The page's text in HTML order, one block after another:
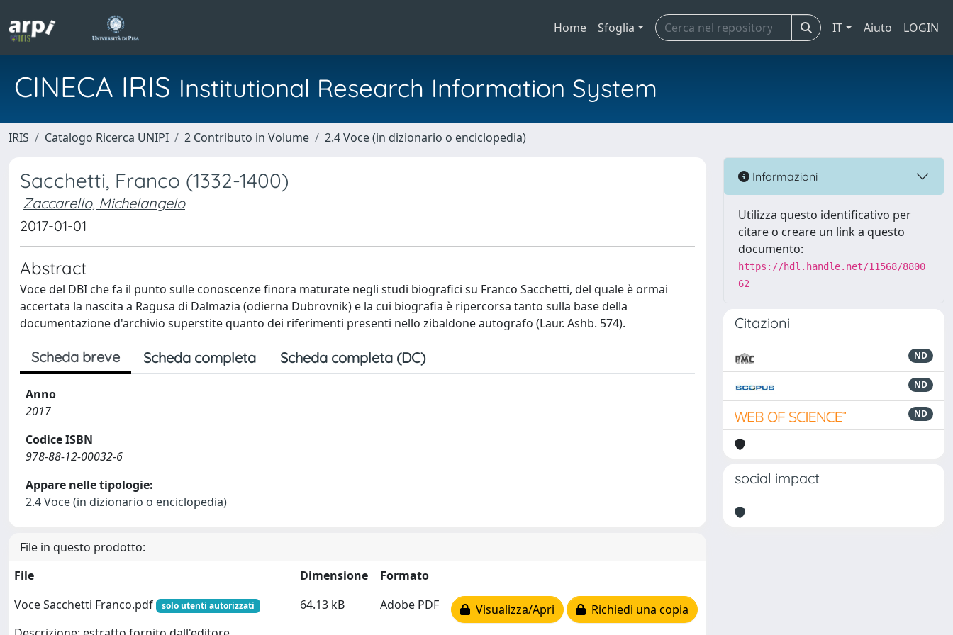
Home Sfoglia IT Aiuto LOGIN
CINECA IRIS Institutional Research Information System
IRIS Catalogo Ricerca UNIPI 2 Contributo in Volume 2.4 Voce (in dizionario o enciclopedia)
Sacchetti, Franco (1332-1400)
Zaccarello, Michelangelo
2017-01-01
Abstract
Voce del DBI che fa il punto sulle conoscenze finora maturate negli studi biografici su Franco Sacchetti, del quale è ormai
accertata la nascita a Ragusa di Dalmazia (odierna Dubrovnik) e la cui biografia è ripercorsa tanto sulla base della
documentazione d'archivio superstite quanto dei riferimenti presenti nello zibaldone autografo (Laur. Ashb. 574).
Scheda breve Scheda completa Scheda completa (DC)
Anno
2017
Codice ISBN
978-88-12-00032-6
Appare nelle tipologie:
2.4 Voce (in dizionario o enciclopedia)
File in questo prodotto:
File
Dimensione
Formato
Voce Sacchetti Franco.pdf
solo utenti autorizzati 64.13 kB Adobe PDF Visualizza/Apri Richiedi una copia
Informazioni
Utilizza questo identificativo per
citare o creare un link a questo
documento:
https://hdl.handle.net/11568/8800
62
Citazioni
ND
ND
ND
social impact